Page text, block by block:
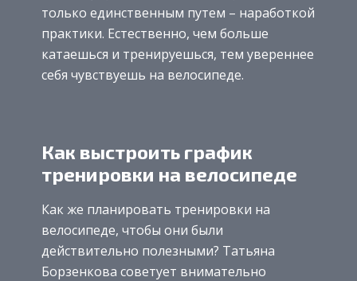
только единственным путем – наработкой
практики. Естественно, чем больше
катаешься и тренируешься, тем увереннее
себя чувствуешь на велосипеде.
Как выстроить график
тренировки на велосипеде
Как же планировать тренировки на
велосипеде, чтобы они были
действительно полезными? Татьяна
Борзенкова советует внимательно